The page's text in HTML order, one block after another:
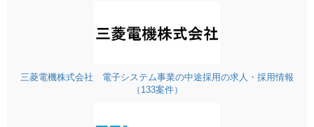
三菱電機株式会社 電子システム事業の中途採用の求人・採用情報
（133案件）